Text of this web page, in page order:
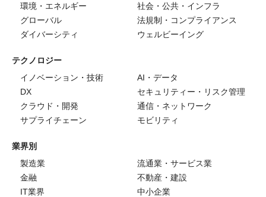
環境・エネルギー
社会・公共・インフラ
グローバル
法規制・コンプライアンス
ダイバーシティ
ウェルビーイング
テクノロジー
イノベーション・技術
AI・データ
DX
セキュリティー・リスク管理
クラウド・開発
通信・ネットワーク
サプライチェーン
モビリティ
業界別
製造業
流通業・サービス業
金融
不動産・建設
IT業界
中小企業